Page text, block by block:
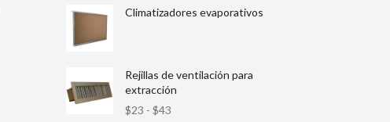
Climatizadores evaporativos
Rejillas de ventilación para
extracción
$23 - $43